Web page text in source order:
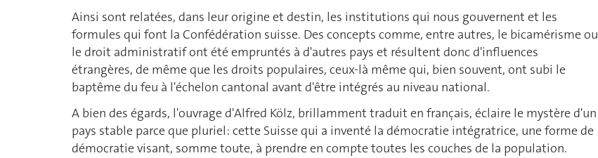
Ainsi sont relatées, dans leur origine et destin, les institutions qui nous gouvernent et les
formules qui font la Confédération suisse. Des concepts comme, entre autres, le bicamérisme ou
le droit administratif ont été empruntés à d'autres pays et résultent donc d'influences
étrangères, de même que les droits populaires, ceux-là même qui, bien souvent, ont subi le
baptême du feu à l'échelon cantonal avant d'être intégrés au niveau national.
A bien des égards, l'ouvrage d'Alfred Kölz, brillamment traduit en français, éclaire le mystère d'un
pays stable parce que pluriel: cette Suisse qui a inventé la démocratie intégratrice, une forme de
démocratie visant, somme toute, à prendre en compte toutes les couches de la population.